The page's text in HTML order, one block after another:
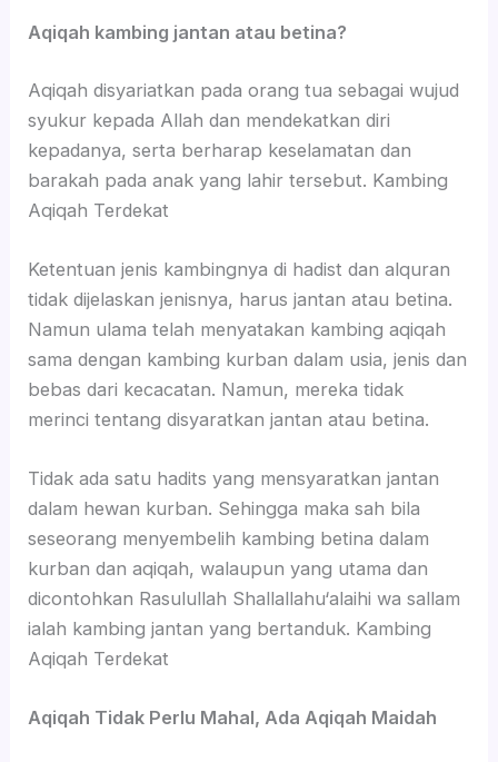
Aqiqah kambing jantan atau betina?
Aqiqah disyariatkan pada orang tua sebagai wujud
syukur kepada Allah dan mendekatkan diri
kepadanya, serta berharap keselamatan dan
barakah pada anak yang lahir tersebut. Kambing
Aqiqah Terdekat
Ketentuan jenis kambingnya di hadist dan alquran
tidak dijelaskan jenisnya, harus jantan atau betina.
Namun ulama telah menyatakan kambing aqiqah
sama dengan kambing kurban dalam usia, jenis dan
bebas dari kecacatan. Namun, mereka tidak
merinci tentang disyaratkan jantan atau betina.
Tidak ada satu hadits yang mensyaratkan jantan
dalam hewan kurban. Sehingga maka sah bila
seseorang menyembelih kambing betina dalam
kurban dan aqiqah, walaupun yang utama dan
dicontohkan Rasulullah Shallallahu‘alaihi wa sallam
ialah kambing jantan yang bertanduk. Kambing
Aqiqah Terdekat
Aqiqah Tidak Perlu Mahal, Ada Aqiqah Maidah